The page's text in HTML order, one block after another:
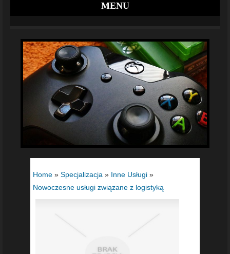
MENU
Home » Specjalizacja » Inne Usługi »
Nowoczesne usługi związane z logistyką